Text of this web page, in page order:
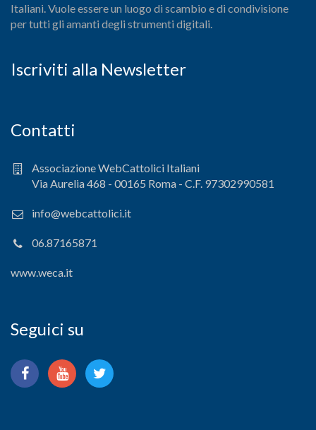
Italiani. Vuole essere un luogo di scambio e di condivisione
per tutti gli amanti degli strumenti digitali.
Iscriviti alla Newsletter
Contatti
Associazione WebCattolici Italiani
Via Aurelia 468 - 00165 Roma - C.F. 97302990581
info@webcattolici.it
06.87165871
www.weca.it
Seguici su